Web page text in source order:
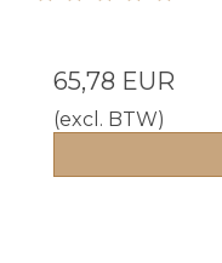
65,78 EUR
(excl. BTW)